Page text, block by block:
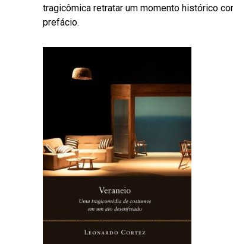
tragicômica retratar um momento histórico
prefácio.